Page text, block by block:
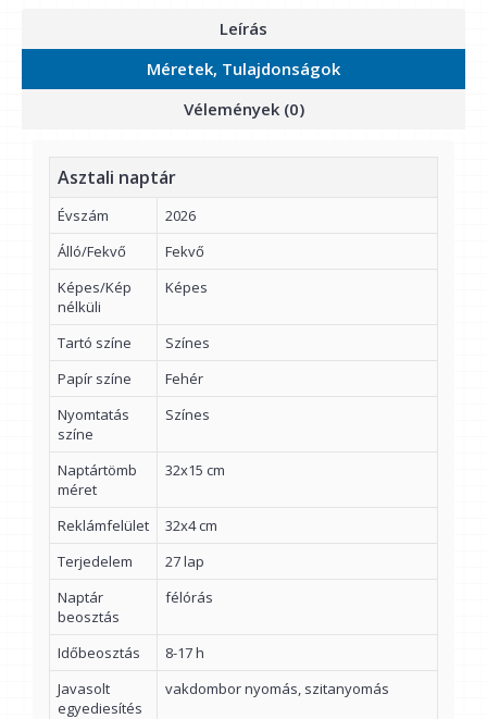
Leírás
Méretek, Tulajdonságok
Vélemények (0)
Asztali naptár
Évszám
2026
Álló/Fekvő
Fekvő
Képes/Kép
nélküli
Képes
Tartó színe
Színes
Papír színe
Fehér
Nyomtatás
színe
Színes
Naptártömb
méret
32x15 cm
Reklámfelület
32x4 cm
Terjedelem
27 lap
Naptár
beosztás
félórás
Időbeosztás
8-17 h
Javasolt
egyediesítés
vakdombor nyomás, szitanyomás